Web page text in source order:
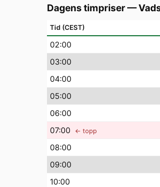
Dagens timpriser—
Tid (CEST)
02:00
03:00
04:00
05:00
06:00
07:00 ← topp
08:00
09:00
10:00